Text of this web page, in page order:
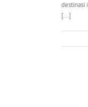
destinasi
[...]